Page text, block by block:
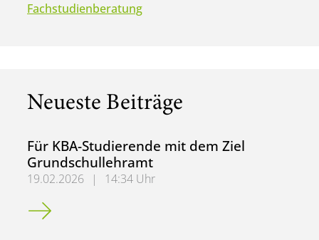
Fachstudienberatung
Neueste Beiträge
Für KBA-Studierende mit dem Ziel
Grundschullehramt
19.02.2026 |
14:34 Uhr
Für KBA-Studierende mit dem Ziel Grundschullehramt